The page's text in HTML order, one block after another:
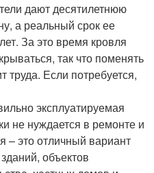
дают десятилетнюю
а реальный срок ее
За это время кровля
так что поменять
Если потребуется,
эксплуатируемая
не нуждается в ремонте и
– это отличный вариант
объектов